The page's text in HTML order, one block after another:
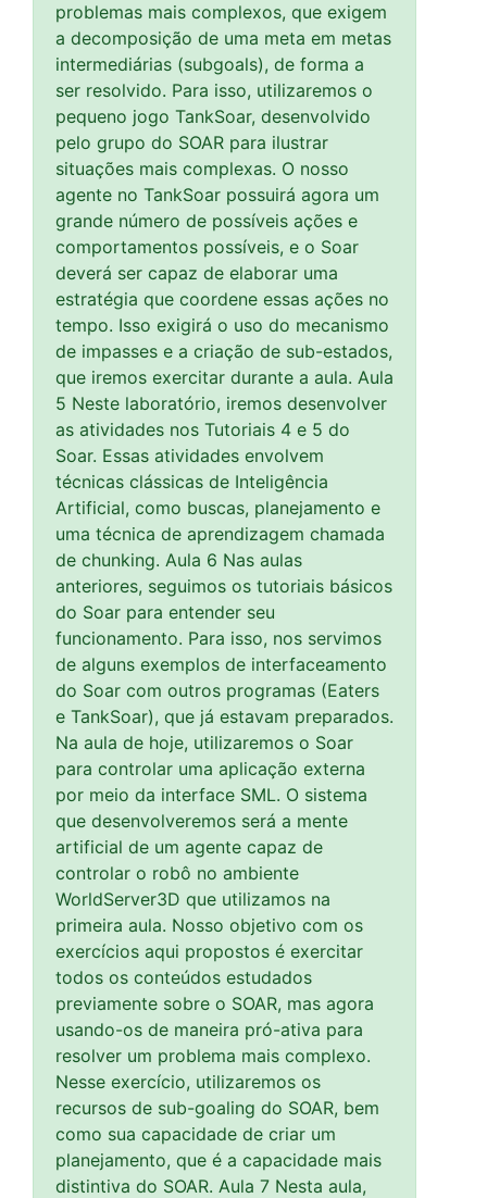
problemas mais complexos, que exigem
a decomposição de uma meta em metas
intermediárias (subgoals), de forma a
ser resolvido. Para isso, utilizaremos o
pequeno jogo TankSoar, desenvolvido
pelo grupo do SOAR para ilustrar
situações mais complexas. O nosso
agente no TankSoar possuirá agora um
grande número de possíveis ações e
comportamentos possíveis, e o Soar
deverá ser capaz de elaborar uma
estratégia que coordene essas ações no
tempo. Isso exigirá o uso do mecanismo
de impasses e a criação de sub-estados,
que iremos exercitar durante a aula. Aula
5 Neste laboratório, iremos desenvolver
as atividades nos Tutoriais 4 e 5 do
Soar. Essas atividades envolvem
técnicas clássicas de Inteligência
Artificial, como buscas, planejamento e
uma técnica de aprendizagem chamada
de chunking. Aula 6 Nas aulas
anteriores, seguimos os tutoriais básicos
do Soar para entender seu
funcionamento. Para isso, nos servimos
de alguns exemplos de interfaceamento
do Soar com outros programas (Eaters
e TankSoar), que já estavam preparados.
Na aula de hoje, utilizaremos o Soar
para controlar uma aplicação externa
por meio da interface SML. O sistema
que desenvolveremos será a mente
artificial de um agente capaz de
controlar o robô no ambiente
WorldServer3D que utilizamos na
primeira aula. Nosso objetivo com os
exercícios aqui propostos é exercitar
todos os conteúdos estudados
previamente sobre o SOAR, mas agora
usando-os de maneira pró-ativa para
resolver um problema mais complexo.
Nesse exercício, utilizaremos os
recursos de sub-goaling do SOAR, bem
como sua capacidade de criar um
planejamento, que é a capacidade mais
distintiva do SOAR. Aula 7 Nesta aula,